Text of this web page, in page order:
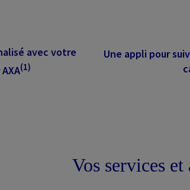
avec votre
(1)
Une appli pour
Vos services